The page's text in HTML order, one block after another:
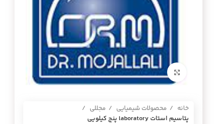
برای بزرگنمایی کلیک کنید
خانه محصولات شیمیایی
مجللی
پتاسيم استات laboratory پنج كيلويي